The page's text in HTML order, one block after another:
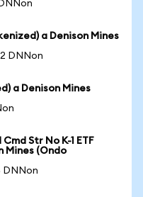
a Denison Mines
DNNon
a Denison Mines
Str No K-1 ETF
Mines (Ondo
DNNon